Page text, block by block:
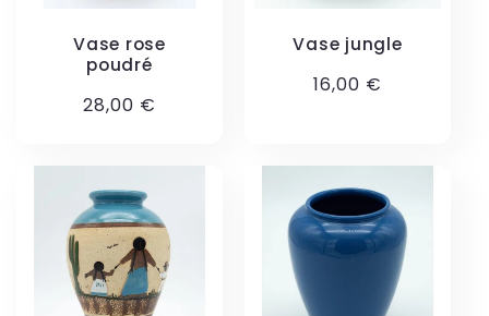
Vase rose
poudré
Prix
28,00 €
Vase jungle
Prix
16,00 €